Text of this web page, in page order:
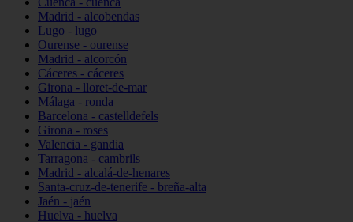
Madrid - alcobendas
Lugo - lugo
Ourense - ourense
Madrid - alcorcón
Cáceres - cáceres
Girona - lloret-de-mar
Málaga - ronda
Barcelona - castelldefels
Girona - roses
Valencia - gandia
Tarragona - cambrils
Madrid - alcalá-de-henares
Santa-cruz-de-tenerife - breña-alta
Jaén - jaén
Huelva - huelva